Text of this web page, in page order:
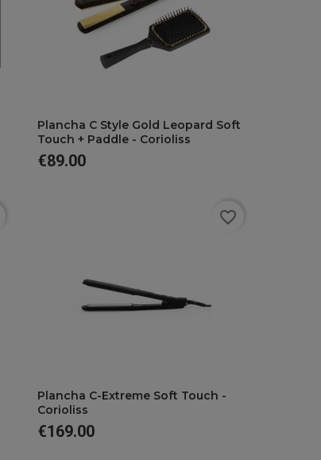
Plancha C Style Gold Leopard Soft
Touch + Paddle - Corioliss
Price
€89.00
Plancha C-Extreme Soft Touch -
Corioliss
Price
€169.00
favorite_border